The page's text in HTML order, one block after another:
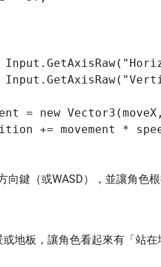
= new
+= movement *
鍵（或WASD），並讓角色根
地板，讓角色看起來有「站在